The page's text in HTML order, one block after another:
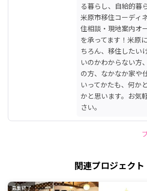
る暮らし、自給的暮
米原市移住コーディ
住相談・現地案内オ
を承ってます！米原
ちろん、移住したい
いのかわからない方
の方、なかなか家や
いってかたも、何か
かと思います。お気
さい。
関連プロジェクト
募集終了